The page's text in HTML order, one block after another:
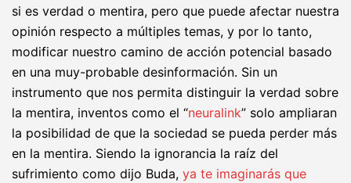
si es verdad o mentira, pero que puede afectar nuestra
opinión respecto a múltiples temas, y por lo tanto,
modificar nuestro camino de acción potencial basado
en una muy-probable desinformación. Sin un
instrumento que nos permita distinguir la verdad sobre
la mentira, inventos como el “neuralink” solo ampliaran
la posibilidad de que la sociedad se pueda perder más
en la mentira. Siendo la ignorancia la raíz del
sufrimiento como dijo Buda, ya te imaginarás que